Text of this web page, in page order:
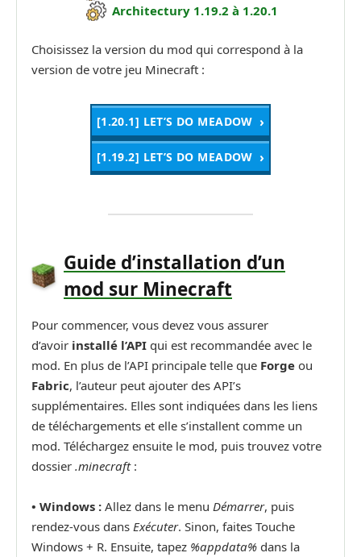
Architectury 1.19.2 à 1.20.1
Choisissez la version du mod qui correspond à la
version de votre jeu Minecraft :
[1.20.1] LET’S DO MEADOW
[1.19.2] LET’S DO MEADOW
Guide d’installation d’un
mod sur Minecraft
Pour commencer, vous devez vous assurer
d’avoir installé l’API qui est recommandée avec le
mod. En plus de l’API principale telle que Forge ou
Fabric, l’auteur peut ajouter des API’s
supplémentaires. Elles sont indiquées dans les liens
de téléchargements et elle s’installent comme un
mod. Téléchargez ensuite le mod, puis trouvez votre
dossier .minecraft:
• Windows : Allez dans le menu Démarrer, puis
rendez-vous dans Exécuter. Sinon, faites Touche
Windows + R. Ensuite, tapez %appdata% dans la